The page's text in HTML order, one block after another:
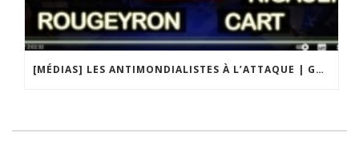
[MÉDIAS] LES ANTIMONDIALISTES À L’ATTAQUE | GRAND DÉBAT DE BRISTO LIBERTÉS